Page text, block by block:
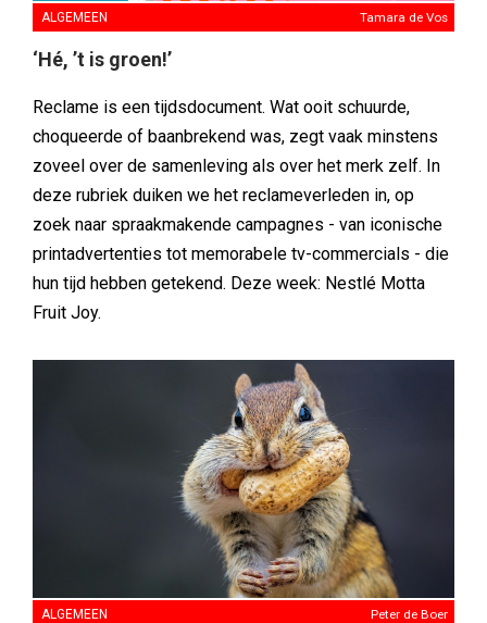
ALGEMEEN Tamara de Vos
‘Hé, ’t is groen!’
Reclame is een tijdsdocument. Wat ooit schuurde,
choqueerde of baanbrekend was, zegt vaak minstens
zoveel over de samenleving als over het merk zelf. In
deze rubriek duiken we het reclameverleden in, op
zoek naar spraakmakende campagnes - van iconische
printadvertenties tot memorabele tv-commercials - die
hun tijd hebben getekend. Deze week: Nestlé Motta
Fruit Joy.
ALGEMEEN Peter de Boer